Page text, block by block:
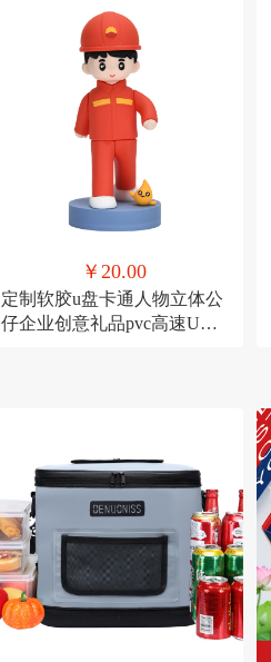
￥20.00
定制软胶u盘卡通人物立体公
仔企业创意礼品pvc高速U盘